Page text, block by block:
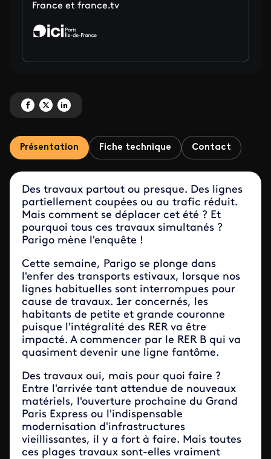
France et france.tv
Partagez 'Travaux : comment se déplacer cet été ?' sur Facebook
Partagez 'Travaux : comment se déplacer cet été ?' sur X
Partagez 'Travaux : comment se déplacer cet été ?' sur LinkedIn
Présentation Fiche technique Contact
Des travaux partout ou presque. Des lignes
partiellement coupées ou au trafic réduit.
Mais comment se déplacer cet été ? Et
pourquoi tous ces travaux simultanés ?
Parigo mène l'enquête !
Cette semaine, Parigo se plonge dans
l'enfer des transports estivaux, lorsque nos
lignes habituelles sont interrompues pour
cause de travaux. 1er concernés, les
habitants de petite et grande couronne
puisque l'intégralité des RER va être
impacté. A commencer par le RER B qui va
quasiment devenir une ligne fantôme.
Des travaux oui, mais pour quoi faire ?
Entre l'arrivée tant attendue de nouveaux
matériels, l'ouverture prochaine du Grand
Paris Express ou l'indispensable
modernisation d'infrastructures
vieillissantes, il y a fort à faire. Mais toutes
ces plages travaux sont-elles vraiment